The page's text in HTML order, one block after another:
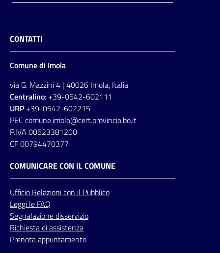
CONTATTI
Comune di Imola
via G. Mazzini 4 | 40026 Imola, Italia
Centralino: +39-0542-602111
URP +39-0542-602215
PEC comune.imola@cert.provincia.bo.it
P.IVA 00523381200
CF 00794470377
COMUNICARE CON IL COMUNE
Ufficio Relazionicon il Pubblico
Leggi le FAQ
Segnalazione disservizio
Richiesta di assistenza
Prenota appuntamento